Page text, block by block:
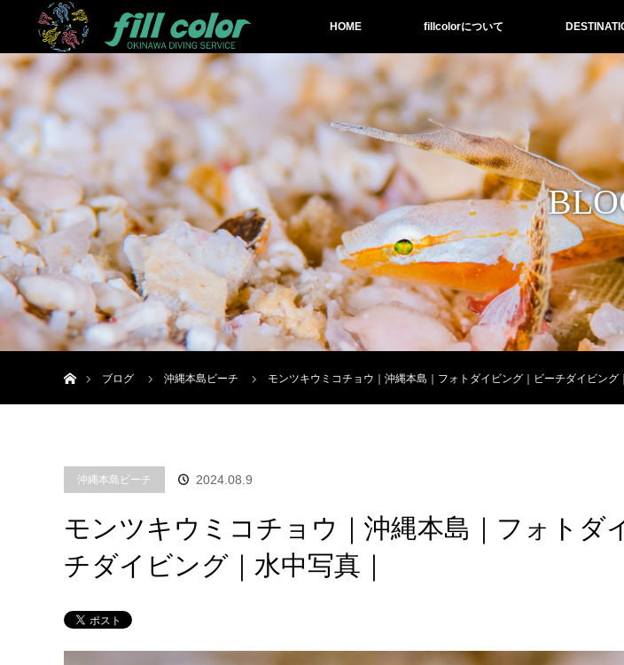
HOME fillcolorについて
ブログ
沖縄本島ビーチ モンツキウミコチョウ｜沖縄本島｜フォトダイビング｜ビーチダイビング
沖縄本島ビーチ 2024.08.9
モンツキウミコチョウ｜沖縄本島｜フォトダ
チダイビング｜水中写真｜